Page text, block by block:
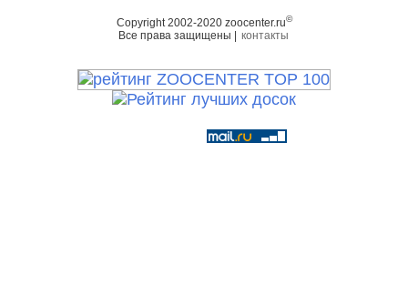
Copyright 2002-2020 zoocenter.ru©
Все права защищены | контакты